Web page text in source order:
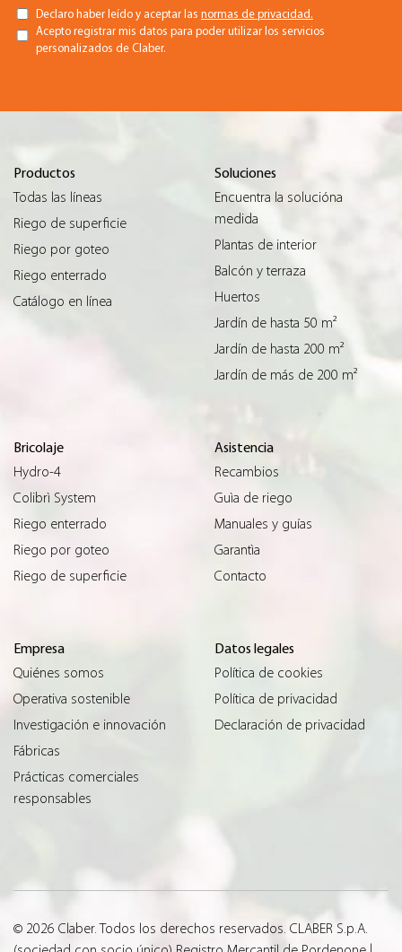
Declaro haber leído y aceptar las normas de privacidad.
Acepto registrar mis datos para poder utilizar los servicios
personalizados de Claber.
Productos
Todas las líneas
Riego de superficie
Riego por goteo
Riego enterrado
Catálogo en línea
Soluciones
Encuentra la solucióna
medida
Plantas de interior
Balcón y terraza
Huertos
Jardín de hasta 50 m²
Jardín de hasta 200 m²
Jardín de más de 200 m²
Bricolaje
Hydro-4
Colibrì System
Riego enterrado
Riego por goteo
Riego de superficie
Asistencia
Recambios
Guìa de riego
Manuales y guías
Garantìa
Contacto
Empresa
Quiénes somos
Operativa sostenible
Investigación e innovación
Fábricas
Prácticas comerciales
responsables
Datos legales
Política de cookies
Política de privacidad
Declaración de privacidad
© 2026 Claber. Todos los derechos reservados. CLABER S.p.A.